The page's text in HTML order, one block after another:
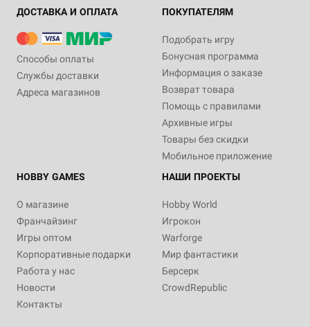
ДОСТАВКА И ОПЛАТА
Способы оплаты
Службы доставки
Адреса магазинов
ПОКУПАТЕЛЯМ
Подобрать игру
Бонусная программа
Информация о заказе
Возврат товара
Помощь с правилами
Архивные игры
Товары без скидки
Мобильное приложение
HOBBY GAMES
О магазине
Франчайзинг
Игры оптом
Корпоративные подарки
Работа у нас
Новости
Контакты
НАШИ ПРОЕКТЫ
Hobby World
Игрокон
Warforge
Мир фантастики
Берсерк
CrowdRepublic